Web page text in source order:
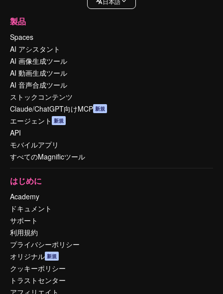
製品
Spaces
AI アシスタント
AI 画像生成ツール
AI 動画生成ツール
AI 音声合成ツール
ストックコンテンツ
Claude/ChatGPT向けMCP 新規
エージェント 新規
API
モバイルアプリ
すべてのMagnificツール
はじめに
Academy
ドキュメント
サポート
利用規約
プライバシーポリシー
オリジナル 新規
クッキーポリシー
トラストセンター
アフィリエイト